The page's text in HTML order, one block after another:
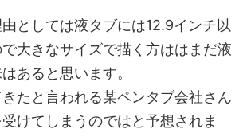
としては液タブには12.9インチ以
で大きなサイズで描く方ははまだ液
あると思います。
たと言われる某ペンタブ会社さん
けてしまうのではと予想されま